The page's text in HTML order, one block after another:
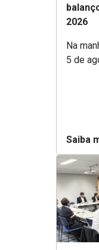
2026
Na
5 de
Saiba